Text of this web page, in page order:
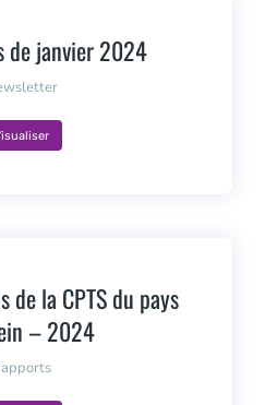
de janvier 2024
de la CPTS du pays
– 2024